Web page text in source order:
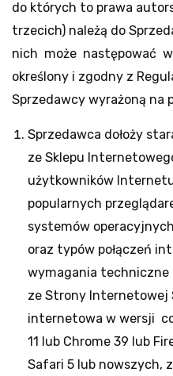
do których to prawa
trzecich) należą do
nich może następować
określony i zgodny z
Sprzedawcy wyrażoną na
Sprzedawca dołoży
ze Sklepu
użytkowników
popularnych
systemów
oraz typów połączeń
wymagania
ze Strony Internetowej
internetowa w wersji
11 lub Chrome 39 lub
Safari 5 lub nowszych,